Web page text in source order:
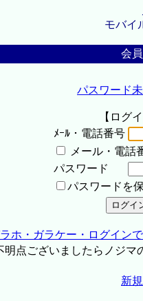
モバイ
会
パスワード
【ログ
ﾒｰﾙ・電話番号
メール・電話
パスワード
パスワードを
ホ・ガラケー・ログイン
点ございましたらノジマ
新